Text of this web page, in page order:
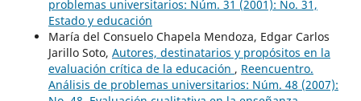
problemas universitarios: Núm. 31 (2001): No. 31,
Estado y educación
María del Consuelo Chapela Mendoza, Edgar Carlos
Jarillo Soto, Autores, destinatarios y propósitos en la
evaluación crítica de la educación , Reencuentro.
Análisis de problemas universitarios: Núm. 48 (2007):